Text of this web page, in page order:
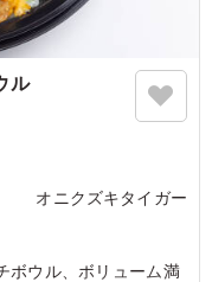
ル
オニクズキタイガー
ボウル、ボリューム満